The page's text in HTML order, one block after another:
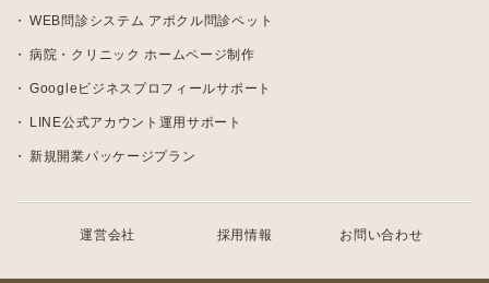
WEB問診システム アポクル問診ペット
病院・クリニック ホームページ制作
Googleビジネスプロフィールサポート
LINE公式アカウント運用サポート
新規開業パッケージプラン
運営会社 採用情報 お問い合わせ